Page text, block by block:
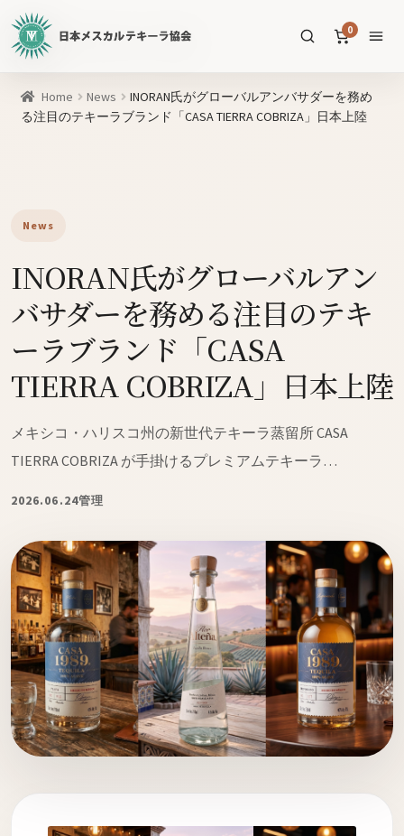
本
カ
会
公
式
WEB
サ
イ
ト
0
商
品
メスカル 53
ソトル
読み物を見る
Home News
INORAN氏がグローバルアンバサダーを務め
る注目のテキーラブランド「CASA TIERRA COBRIZA」日本上陸
News
INORAN氏がグローバルアン
バサダーを務める注目のテキ
ーラブランド「CASA
TIERRA COBRIZA」日本上陸
メキシコ・ハリスコ州の新世代テキーラ蒸留所 CASA
TIERRA COBRIZA が手掛けるプレミアムテキーラ…
2026.06.24管理